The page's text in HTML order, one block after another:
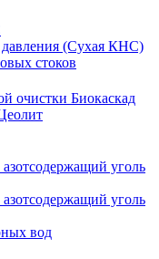
(Сухая КНС)
стоков
очистки Биокаскад
уголь
уголь
вод